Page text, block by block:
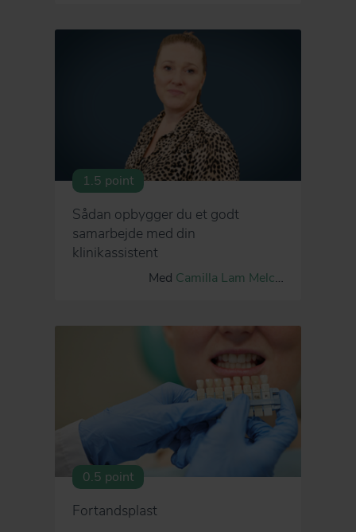
1.5 point
Sådan opbygger du et godt
samarbejde med din
klinikassistent
Med Camilla Lam Melchior
0.5 point
Fortandsplast